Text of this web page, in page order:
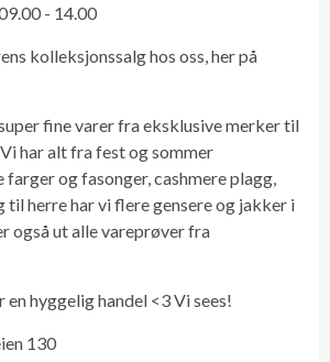
- 14.00
kolleksjonssalg hos oss, her på
fine varer fra eksklusive merker til
har alt fra fest og sommer
og fasonger, cashmere plagg,
til herre har vi flere gensere og jakker i
også ut alle vareprøver fra
en hyggelig handel <3 Vi sees!
130